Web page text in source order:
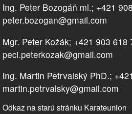
Ing. Peter Bozogáň ml.; +421
peter.bozogan@gmail.com
Mgr. Peter Kožák; +421 903 618
peci.peterkozak@gmail.com
Ing. Martin Petrvalský PhD.;
martin.petrvalsky@gmail.com
Odkaz na starú stránku Karateunion